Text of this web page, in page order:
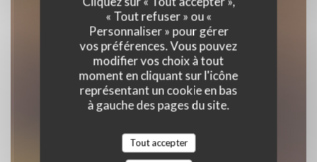
« Tout refuser » ou «
Personnaliser » pour gérer
vos préférences. Vous pouvez
modifier vos choix à tout
moment en cliquant sur l'icône
représentant un cookie en bas
à gauche des pages du site.
Tout accepter
|PARIS
RÉSERVER